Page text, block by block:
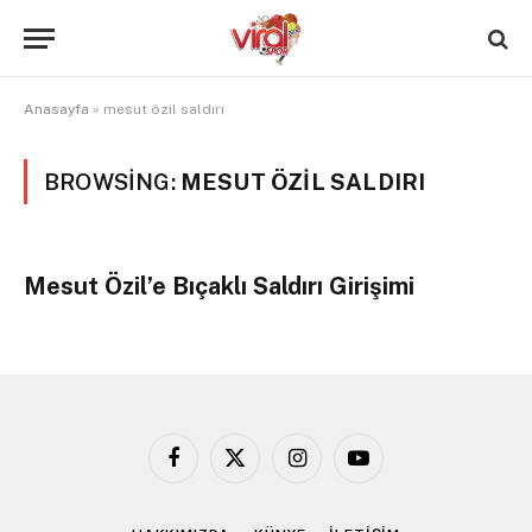
Anasayfa » mesut özil saldırı
BROWSING: MESUT ÖZIL SALDIRI
Mesut Özil’e Bıçaklı Saldırı Girişimi
Facebook
X
InstagramYouTube